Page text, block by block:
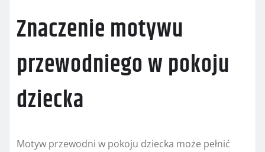
Znaczenie motywu
przewodniego w pokoju
dziecka
Motyw przewodni w pokoju dziecka może pełnić